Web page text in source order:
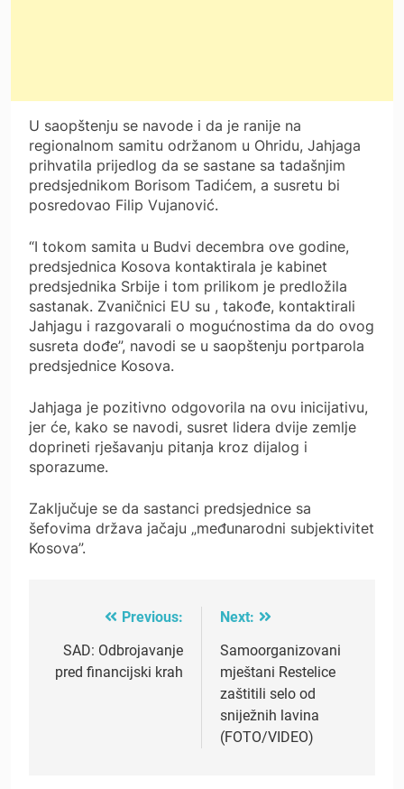
U saopštenju se navode i da je ranije na
regionalnom samitu održanom u Ohridu, Jahjaga
prihvatila prijedlog da se sastane sa tadašnjim
predsjednikom Borisom Tadićem, a susretu bi
posredovao Filip Vujanović.
“I tokom samita u Budvi decembra ove godine,
predsjednica Kosova kontaktirala je kabinet
predsjednika Srbije i tom prilikom je predložila
sastanak. Zvaničnici EU su , takođe, kontaktirali
Jahjagu i razgovarali o mogućnostima da do ovog
susreta dođe”, navodi se u saopštenju portparola
predsjednice Kosova.
Jahjaga je pozitivno odgovorila na ovu inicijativu,
jer će, kako se navodi, susret lidera dvije zemlje
doprineti rješavanju pitanja kroz dijalog i
sporazume.
Zaključuje se da sastanci predsjednice sa
šefovima država jačaju „međunarodni subjektivitet
Kosova”.
navigation
Previous:
SAD: Odbrojavanje
pred financijski krah
Next:
Samoorganizovani
mještani Restelice
zaštitili selo od
sniježnih lavina
(FOTO/VIDEO)